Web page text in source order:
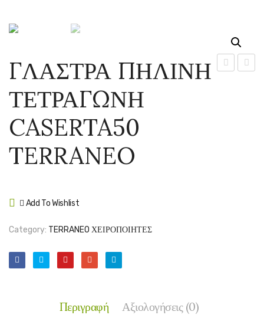
ΓΛΑΣΤΡΑ ΠΗΛΙΝΗ
ΤΕΤΡΑΓΩΝΗ
CASERTA50
TERRANEO
Add To Wishlist
Category: TERRANEO ΧΕΙΡΟΠΟΙΗΤΕΣ
Περιγραφή Αξιολογήσεις (0)